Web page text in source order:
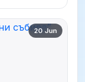
20 Jun